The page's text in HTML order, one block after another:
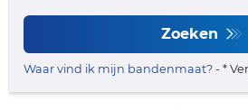
Zoeken
Waar vind ik mijn bandenmaat? - *